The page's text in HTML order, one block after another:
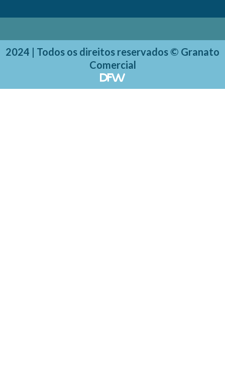
2024 | Todos os direitos reservados © Granato
Comercial